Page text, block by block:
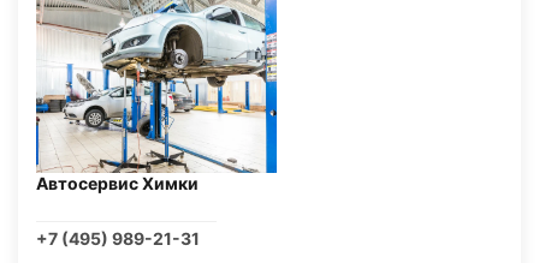
Автосервис Химки
+7 (495) 989-21-31